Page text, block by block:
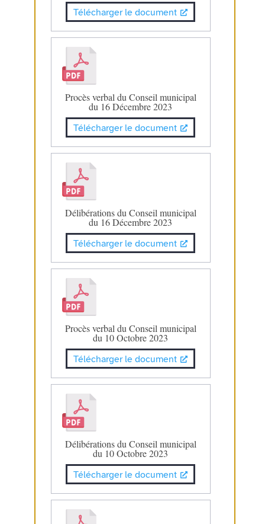
Télécharger le document
Procès verbal du Conseil municipal
du 16 Décembre 2023
Télécharger le document
Délibérations du Conseil municipal
du 16 Décembre 2023
Télécharger le document
Procès verbal du Conseil municipal
du 10 Octobre 2023
Télécharger le document
Délibérations du Conseil municipal
du 10 Octobre 2023
Télécharger le document